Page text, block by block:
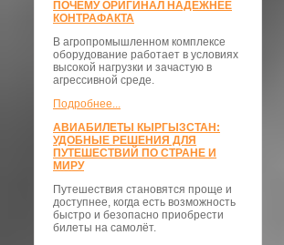
ПОЧЕМУ ОРИГИНАЛ НАДЕЖНЕЕ
КОНТРАФАКТА
В агропромышленном комплексе
оборудование работает в условиях
высокой нагрузки и зачастую в
агрессивной среде.
Подробнее...
АВИАБИЛЕТЫ КЫРГЫЗСТАН:
УДОБНЫЕ РЕШЕНИЯ ДЛЯ
ПУТЕШЕСТВИЙ ПО СТРАНЕ И
МИРУ
Путешествия становятся проще и
доступнее, когда есть возможность
быстро и безопасно приобрести
билеты на самолёт.